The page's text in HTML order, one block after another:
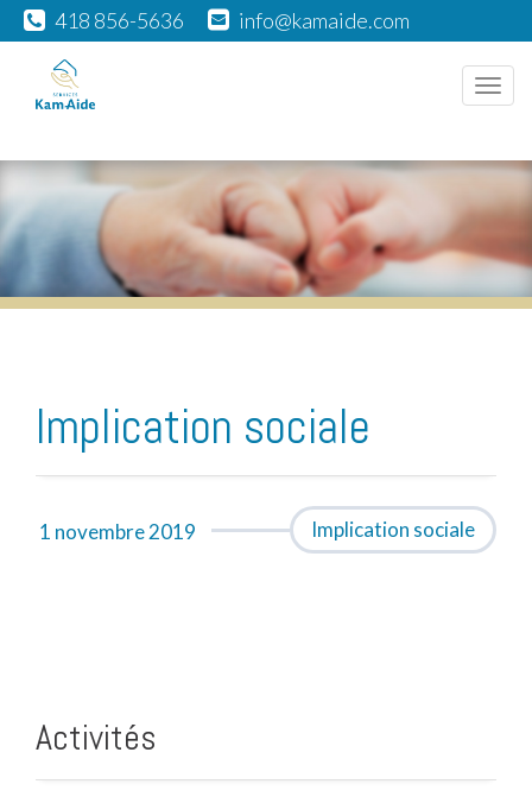
418 856-5636 info@kamaide.com
Implication sociale
Implication sociale
1 novembre 2019
Activités